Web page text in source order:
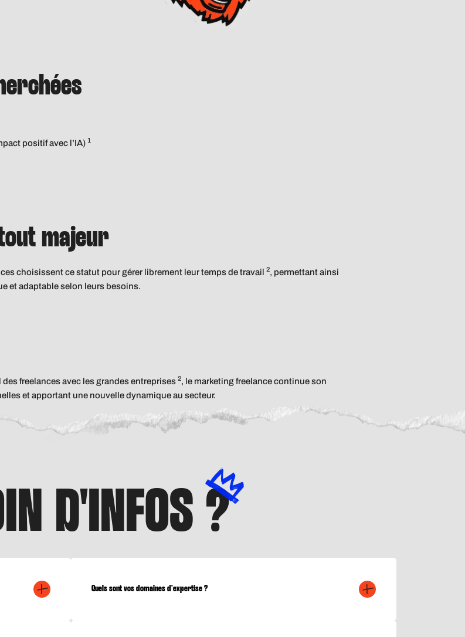
positif avec l’IA) 1
majeur
choisissent ce statut pour gérer librement leur temps de travail 2, permettant ainsi
et adaptable selon leurs besoins.
freelances avec les grandes entreprises 2, le marketing freelance continue son
et apportant une nouvelle dynamique au secteur.
D'INFOS ?
Quels sont vos domaines d’expertise ?